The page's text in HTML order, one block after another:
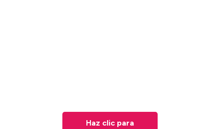
Haz clic para